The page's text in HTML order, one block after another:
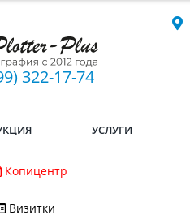
322-17-74
УСЛУГИ
Копицентр
Визитки